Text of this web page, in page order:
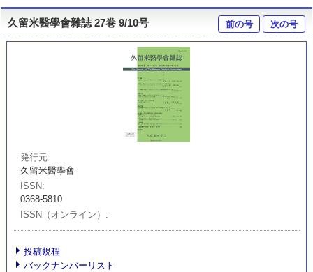
久留米醫學會雜誌 27巻 9/10号 前の号 次の号
発行元
久留米醫學會
ISSN
0368-5810
ISSN（オンライン）
投稿規程
バックナンバーリスト